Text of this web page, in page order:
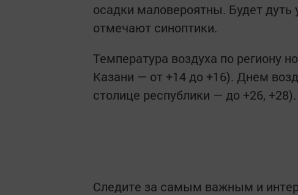
осадки маловероятны. Будет
отмечают синоптики.
Температура воздуха по региону
Казани — от +14 до +16). Днем
столице республики — до +26, +28).
Следите за самым важным и